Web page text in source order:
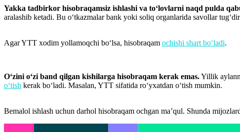
Yakka tadbirkor hisobraqamsiz ishlashi va to‘lovlarni naqd pulda
aralashib ketadi. Bu o‘tkazmalar bank yoki soliq organlarida savollar
Agar YTT xodim yollamoqchi bo‘lsa, hisobraqam ochishi shart bo‘ladi.
O‘zini o‘zi band qilgan kishilarga hisobraqam kerak emas.Yillik
o‘tish kerak bo‘ladi. Masalan, YTT sifatida ro‘yxatdan o‘tish mumkin.
Bemalol ishlash uchun darhol hisobraqam ochgan ma’qul. Shunda